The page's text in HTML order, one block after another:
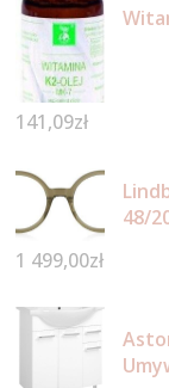
141,09zł
48/
1 499,00zł